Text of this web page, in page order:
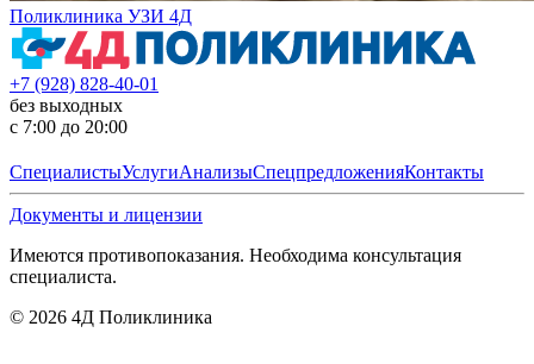
Поликлиника УЗИ 4Д
+7 (928) 828-40-01
без выходных
с 7:00 до 20:00
СпециалистыУслугиАнализыСпецпредложенияКонтакты
Документы и лицензии
Имеются противопоказания. Необходима консультация
специалиста.
© 2026 4Д Поликлиника